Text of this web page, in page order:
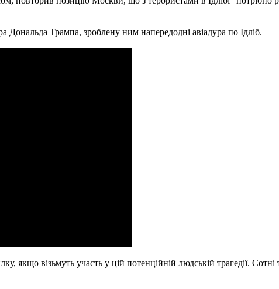
Дональда Трампа, зроблену ним напередодні авіадура по Ідліб.
якщо візьмуть участь у цій потенційній людській трагедії.